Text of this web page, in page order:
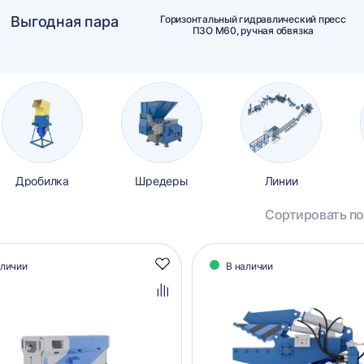
Выгодная пара
Горизонтальный гидравлический пресс
ПЗО М60, ручная обвязка
Дробилка Шредеры Линии
Сортировать
Добавить
Добавить
В наличии